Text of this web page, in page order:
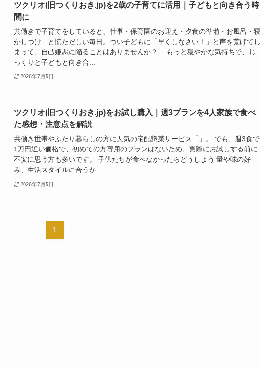
ツクリオ(旧つくりおき.jp)を2歳の子育てに活用｜子どもと向き合う時
間に
共働きで子育てをしていると、仕事・保育園のお迎え・夕食の準備・お風呂・寝
かしつけ…と慌ただしい毎日。つい子どもに「早くしなさい！」と声を荒げてし
まって、自己嫌悪に陥ることはありませんか？ 「もっと穏やかな気持ちで、じ
っくりと子どもと向き合...
2026年7月5日
ツクリオ(旧つくりおき.jp)をお試し購入｜週3プランを4人家族で食べ
た感想・注意点を解説
共働き世帯やふたり暮らしの方に人気の宅配惣菜サービス「」。 でも、週3食で
1万円近い価格で、初めての方専用のプランはないため、実際にお試しする前に
不安に思う方も多いです。 子供たちが食べなかったらどうしよう 量や味の好
み、生活スタイルに合うか...
2026年7月5日
1